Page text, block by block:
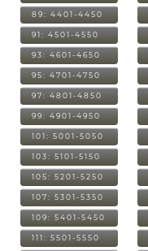
89: 4401-4450
91: 4501-4550
93: 4601-4650
95: 4701-4750
97: 4801-4850
99: 4901-4950
101: 5001-5050
103: 5101-5150
105: 5201-5250
107: 5301-5350
109: 5401-5450
111: 5501-5550